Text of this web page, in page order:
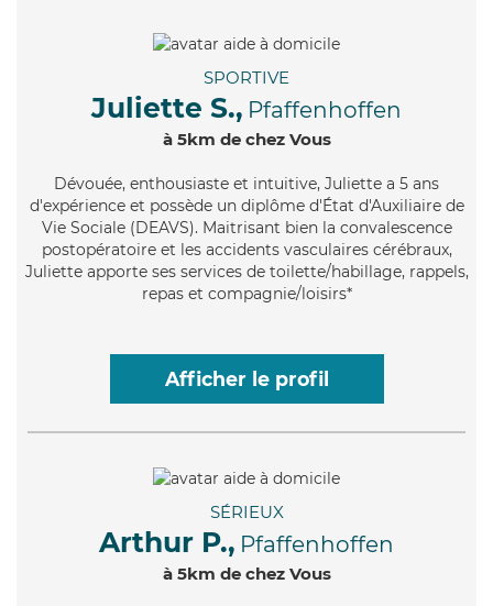
SPORTIVE
Juliette S., Pfaffenhoffen
à 5km de chez Vous
Dévouée, enthousiaste et intuitive, Juliette a 5 ans
d'expérience et possède un diplôme d'État d'Auxiliaire de
Vie Sociale (DEAVS). Maitrisant bien la convalescence
postopératoire et les accidents vasculaires cérébraux,
Juliette apporte ses services de toilette/habillage, rappels,
repas et compagnie/loisirs*
Afficher le profil
SÉRIEUX
Arthur P., Pfaffenhoffen
à 5km de chez Vous